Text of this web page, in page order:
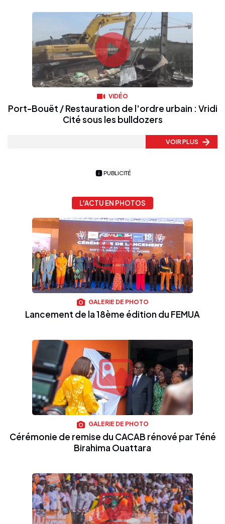
VIDÉO
Port-Bouët / Restauration de l'ordre urbain : Vridi
Cité sous les bulldozers
VOIR PLUS
PUBLICITÉ
L'ACTU EN PHOTOS
GALERIE DE PHOTO
Lancement de la 18ème édition du FEMUA
GALERIE DE PHOTO
Cérémonie de remise du CACAB rénové par Téné
Birahima Ouattara